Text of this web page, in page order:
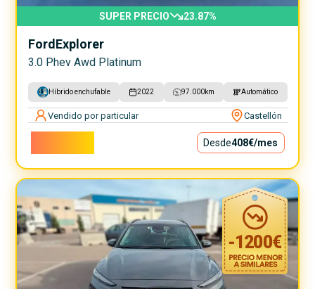
SUPER PRECIO 23.87%
Ford Explorer
3.0 Phev Awd Platinum
Híbrido enchufable 2022 97.000km Automático
Vendido por particular Castellón
Desde408€/mes
-1200€